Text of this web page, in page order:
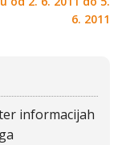
6. 2011
informacijah